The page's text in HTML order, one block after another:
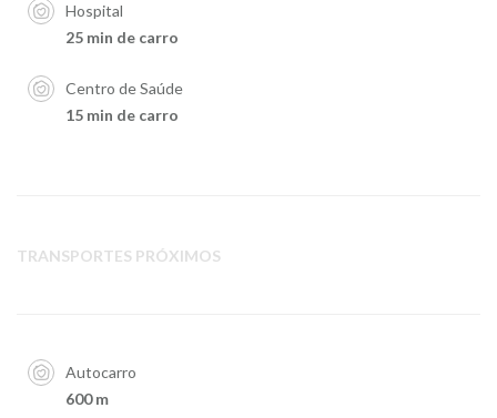
Hospital
25 min de carro
Centro de Saúde
15 min de carro
TRANSPORTES PRÓXIMOS
Autocarro
600 m